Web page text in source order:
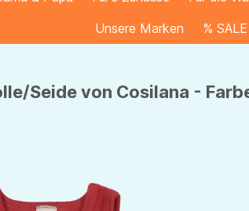
Unsere Marken
%
Seide von Cosilana -